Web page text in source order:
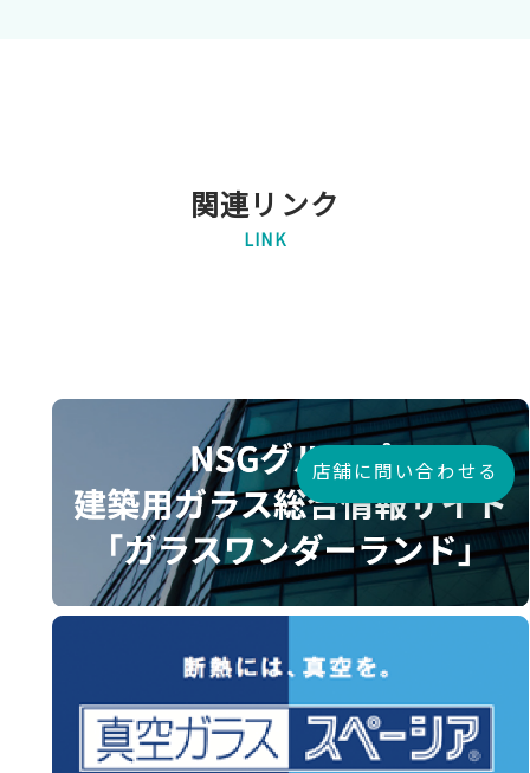
関連リンク
LINK
店舗に問い合わせる